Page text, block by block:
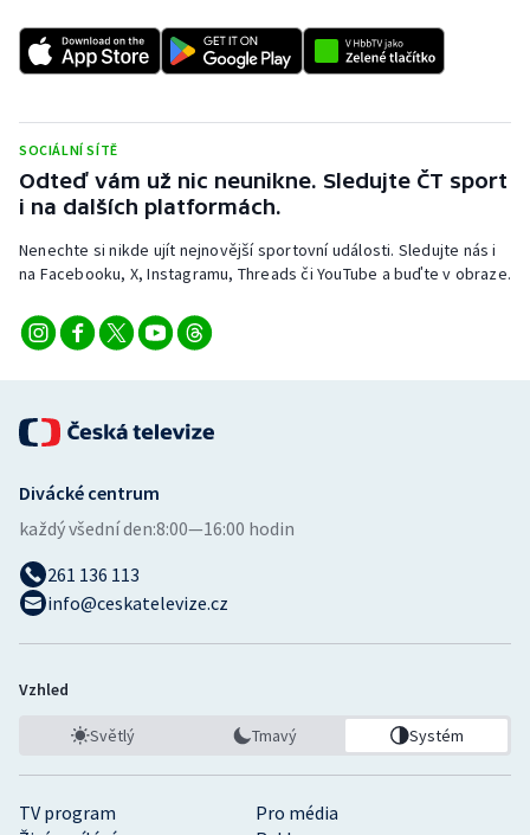
Ragby
Rychlostní kanoistika
Short track
Sportovní střelba
Stolní tenis
Triatlon
Veslování
Vodní slalom
Ostatní
SOCIÁLNÍ SÍTĚ
Odteď vám už nic neunikne. Sledujte ČT sport
i na dalších platformách.
Nenechte si nikde ujít nejnovější sportovní události. Sledujte nás i
na Facebooku, X, Instagramu, Threads či YouTube a buďte v obraze.
TV program
Pro média
Divácké centrum
každý všední den:8:00—16:00 hodin
261 136 113
info@ceskatelevize.cz
Vzhled
Světlý Tmavý Systém